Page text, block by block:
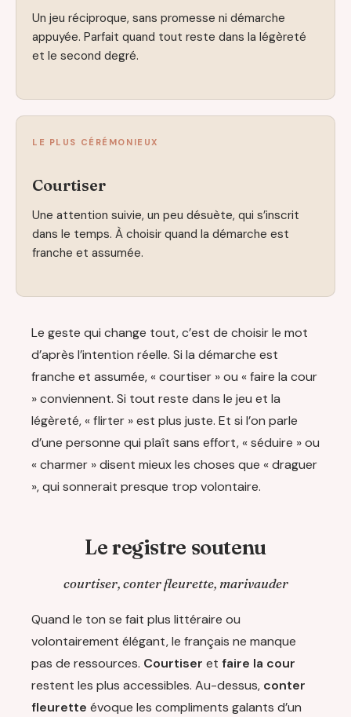
Un jeu réciproque, sans promesse ni démarche
appuyée. Parfait quand tout reste dans la légèreté
et le second degré.
LE PLUS CÉRÉMONIEUX
Courtiser
Une attention suivie, un peu désuète, qui s’inscrit
dans le temps. À choisir quand la démarche est
franche et assumée.
Le geste qui change tout, c’est de choisir le mot
d’après l’intention réelle. Si la démarche est
franche et assumée, « courtiser » ou « faire la cour
» conviennent. Si tout reste dans le jeu et la
légèreté, « flirter » est plus juste. Et si l’on parle
d’une personne qui plaît sans effort, « séduire » ou
« charmer » disent mieux les choses que « draguer
», qui sonnerait presque trop volontaire.
Le registre soutenu
courtiser, conter fleurette, marivauder
Quand le ton se fait plus littéraire ou
volontairement élégant, le français ne manque
pas de ressources. Courtiser et faire la cour
restent les plus accessibles. Au-dessus, conter
fleurette évoque les compliments galants d’un